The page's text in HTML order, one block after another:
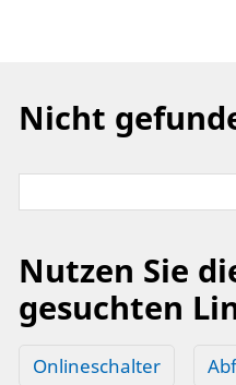
Nicht
Nutzen Sie
gesuchten
Onlineschalter